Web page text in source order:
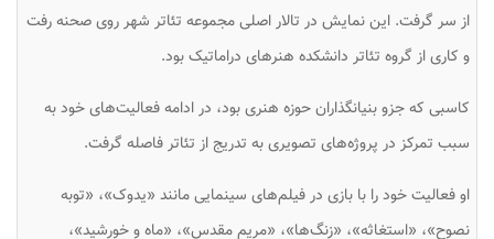
از سر گرفت. این نمایش در تالار اصلی مجموعه تئاتر شهر روی صحنه رفت
و کاری از گروه تئاتر دانشکده هنرهای دراماتیک بود.
کاسبی که جزو بنیانگذاران حوزه هنری بود، در ادامه فعالیت‌های خود به
سبب تمرکز در پروژه‌های تصویری به تدریج از تئاتر فاصله گرفت.
او فعالیت خود را با بازی در فیلم‌های سینمایی مانند «یدوک»، «توبه
نصوح»، «استغاثه»، «زنگ‌ها»، «مریم مقدس»، «ماه و خورشید»،